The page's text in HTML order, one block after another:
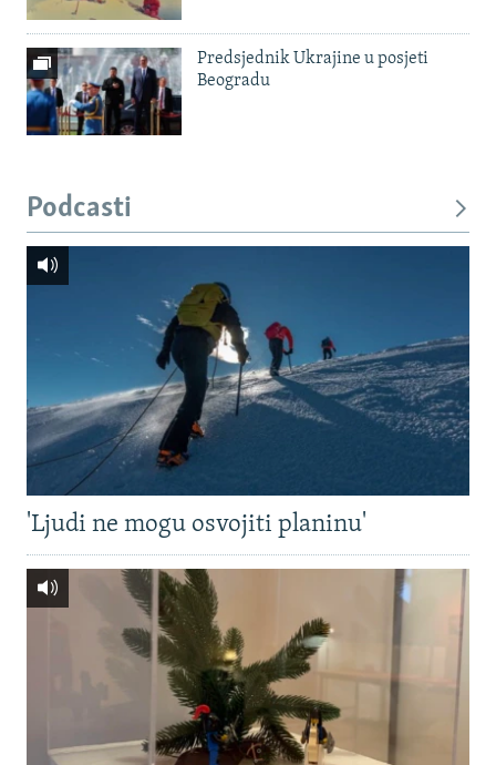
Predsjednik Ukrajine u posjeti
Beogradu
Podcasti
'Ljudi ne mogu osvojiti planinu'